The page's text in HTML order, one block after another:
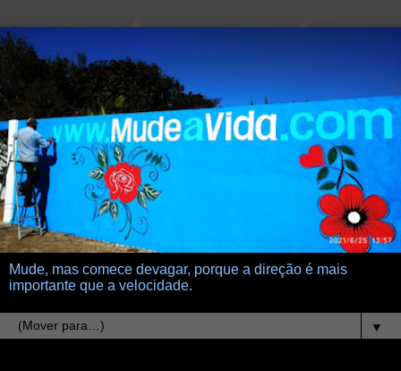
Mude, mas comece devagar, porque a direção é mais
importante que a velocidade.
▼